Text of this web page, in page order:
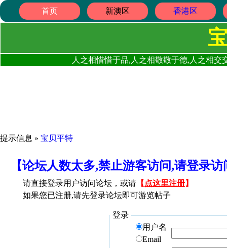
首页 新澳区 香港区
人之相惜惜于品,人之相敬敬于德,人之相
提示信息 » 宝贝平特
【论坛人数太多,禁止游客访问,请登录
请直接登录用户访问论坛，或请 【 点这里注册】
如果您已注册,请先登录论坛即可游览帖子
登录
用户名
Email